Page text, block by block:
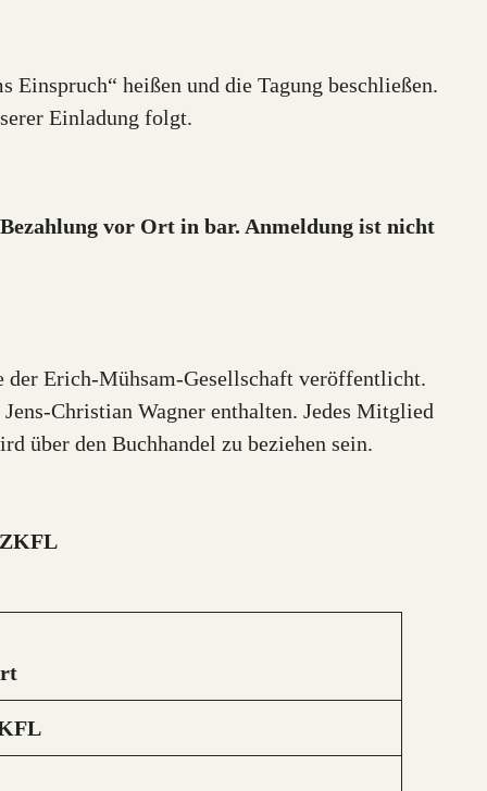
heißen und die Tagung beschließen.
Einladung folgt.
vor Ort in bar. Anmeldung ist nicht
der Erich-Mühsam-Gesellschaft veröffentlicht.
Christian Wagner enthalten. Jedes Mitglied
über den Buchhandel zu beziehen sein.
ZKFL